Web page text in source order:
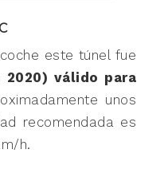
este túnel fue
válido para
unos
recomendada es
h.